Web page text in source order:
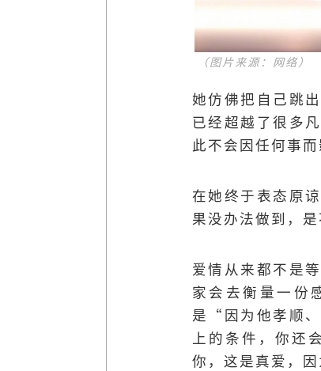
（图片来源：网络）
她仿佛把自己跳
已经超越了很多
此不会因任何事
在她终于表态原
果没办法做到，
爱情从来都不是
家会去衡量一
是“因为他孝顺
上的条件，你还
你，这是真爱，因